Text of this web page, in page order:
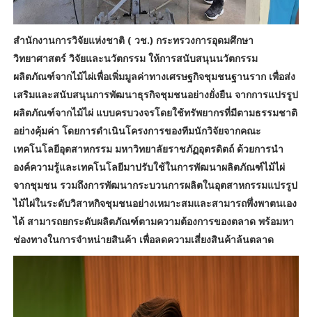
สำนักงานการวิจัยแห่งชาติ ( วช.) กระทรวงการอุดมศึกษา
วิทยาศาสตร์ วิจัยและนวัตกรรม ให้การสนับสนุนนวัตกรรม
ผลิตภัณฑ์จากไม้ไผ่เพื่อเพิ่มมูลค่าทางเศรษฐกิจชุมชนฐานราก เพื่อส่ง
เสริมและสนับสนุนการพัฒนาธุรกิจชุมชนอย่างยั่งยืน จากการแปรรูป
ผลิตภัณฑ์จากไม้ไผ่ แบบครบวงจรโดยใช้ทรัพยากรที่มีตามธรรมชาติ
อย่างคุ้มค่า โดยการดำเนินโครงการของทีมนักวิจัยจากคณะ
เทคโนโลยีอุตสาหกรรม มหาวิทยาลัยราชภัฏอุตรดิตถ์ ด้วยการนำ
องค์ความรู้และเทคโนโลยีมาปรับใช้ในการพัฒนาผลิตภัณฑ์ไม้ไผ่
จากชุมชน รวมถึงการพัฒนากระบวนการผลิตในอุตสาหกรรมแปรรูป
ไม้ไผ่ในระดับวิสาหกิจชุมชนอย่างเหมาะสมและสามารถพึ่งพาตนเอง
ได้ สามารถยกระดับผลิตภัณฑ์ตามความต้องการของตลาด พร้อมหา
ช่องทางในการจำหน่ายสินค้า เพื่อลดความเสี่ยงสินค้าล้นตลาด